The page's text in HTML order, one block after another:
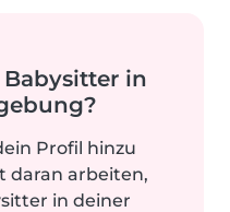
in
Profil hinzu
daran arbeiten,
in deiner